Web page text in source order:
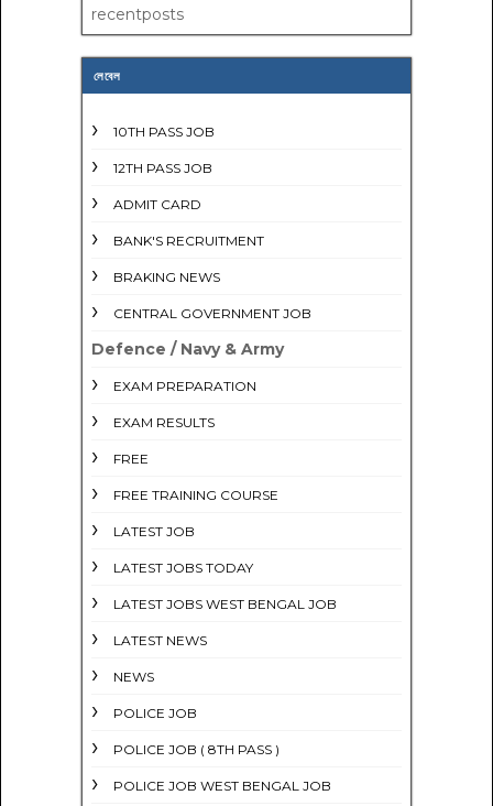
recentposts
লেবেল
10TH PASS JOB
12TH PASS JOB
ADMIT CARD
BANK'S RECRUITMENT
BRAKING NEWS
CENTRAL GOVERNMENT JOB
Defence / Navy & Army
EXAM PREPARATION
EXAM RESULTS
FREE
FREE TRAINING COURSE
LATEST JOB
LATEST JOBS TODAY
LATEST JOBS WEST BENGAL JOB
LATEST NEWS
NEWS
POLICE JOB
POLICE JOB ( 8TH PASS )
POLICE JOB WEST BENGAL JOB